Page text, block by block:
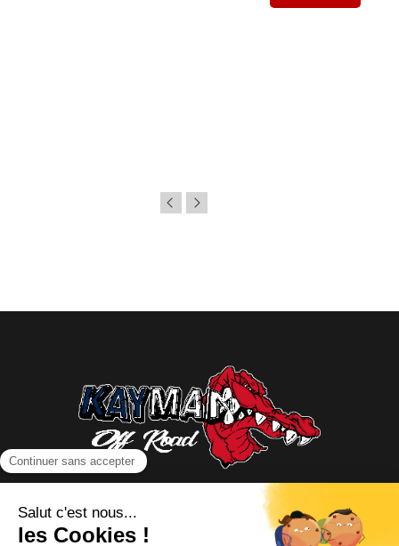
NOUS CONTACTER